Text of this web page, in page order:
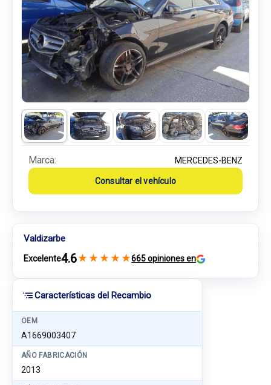
Características del Recambio
OEM
A1669003407
AÑO FABRICACIÓN
2013
Marca: MERCEDES-BENZ
Consultar el vehículo
Valdizarbe
Excelente4.6★ ★ ★ ★ ★665 opiniones en